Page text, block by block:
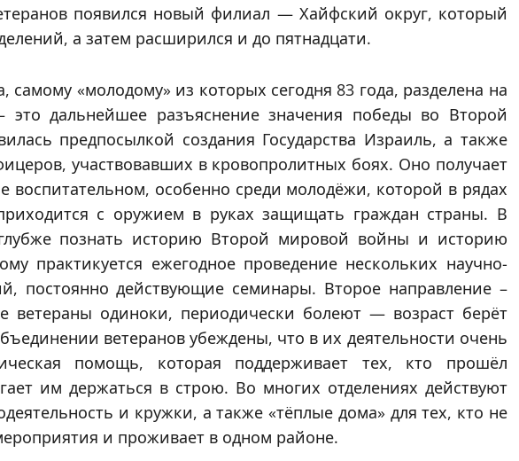
появился новый филиал — Хайфский округ, который
а затем расширился и до пятнадцати.
самому «молодому» из которых сегодня 83 года, разделена на
это дальнейшее разъяснение значения победы во Второй
предпосылкой создания Государства Израиль, а также
участвовавших в кровопролитных боях. Оно получает
воспитательном, особенно среди молодёжи, которой в рядах
с оружием в руках защищать граждан страны. В
познать историю Второй мировой войны и историю
практикуется ежегодное проведение нескольких научно-
постоянно действующие семинары. Второе направление –
ветераны одиноки, периодически болеют — возраст берёт
ветеранов убеждены, что в их деятельности очень
помощь, которая поддерживает тех, кто прошёл
им держаться в строю. Во многих отделениях действуют
и кружки, а также «тёплые дома» для тех, кто не
и проживает в одном районе.